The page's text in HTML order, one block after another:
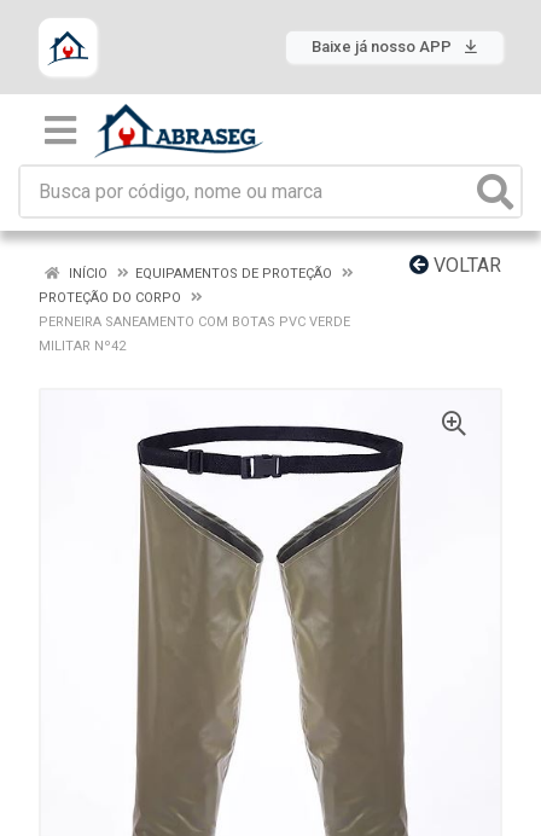
Baixe já nosso APP
VOLTAR
INÍCIO
EQUIPAMENTOS DE PROTEÇÃO
PROTEÇÃO DO CORPO
PERNEIRA SANEAMENTO COM BOTAS PVC VERDE
MILITAR Nº42